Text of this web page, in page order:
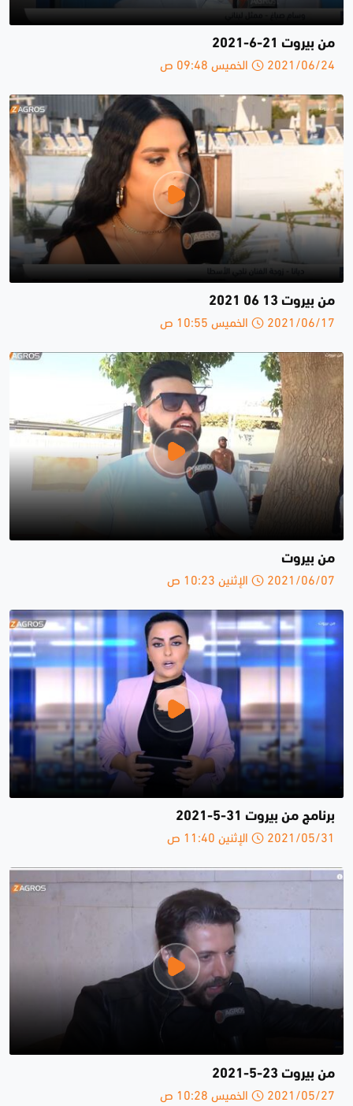
من بيروت 21-6-2021
2021/06/24 الخميس 09:48 ص
من بيروت 13 06 2021
2021/06/17 الخميس 10:55 ص
من بيروت
2021/06/07 الإثنين 10:23 ص
برنامج من بيروت 31-5-2021
2021/05/31 الإثنين 11:40 ص
من بيروت 23-5-2021
2021/05/27 الخميس 10:28 ص